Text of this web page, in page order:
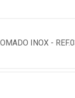
INOX -